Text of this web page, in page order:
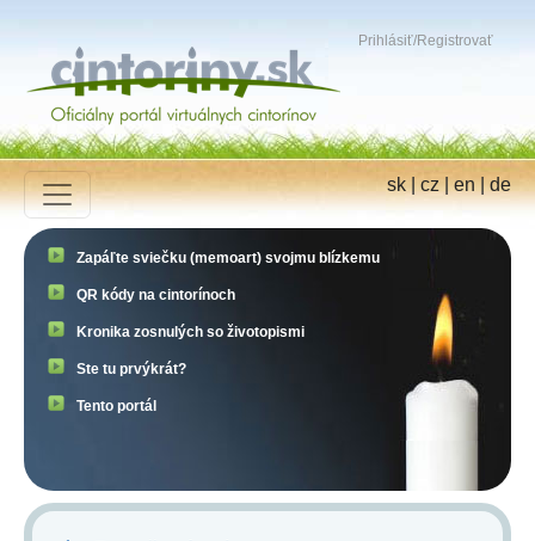
Prihlásiť/Registrovať
sk|cz|en|de
Zapáľte sviečku (memoart) svojmu blízkemu
QR kódy na cintorínoch
Kronika zosnulých so životopismi
Ste tu prvýkrát?
Tento portál